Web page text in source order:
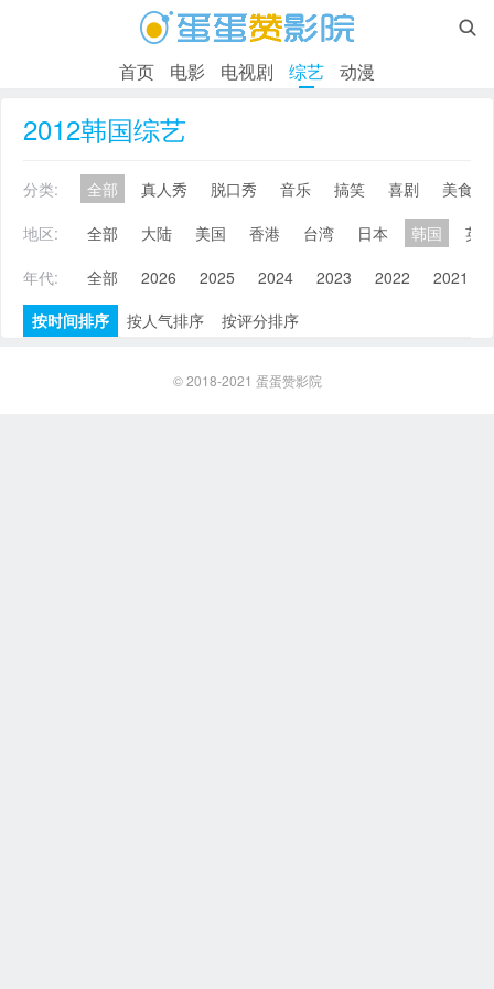

首页 电影 电视剧 综艺 动漫
2012韩国综艺
分类: 全部 真人秀 脱口秀 音乐 搞笑 喜剧
美食
地区:
全部 大陆 美国 香港 台湾 日本 韩国
英
年代:
全部 2026 2025 2024 2023 2022 2021
按时间排序
按人气排序 按评分排序
© 2018-2021 蛋蛋赞影院